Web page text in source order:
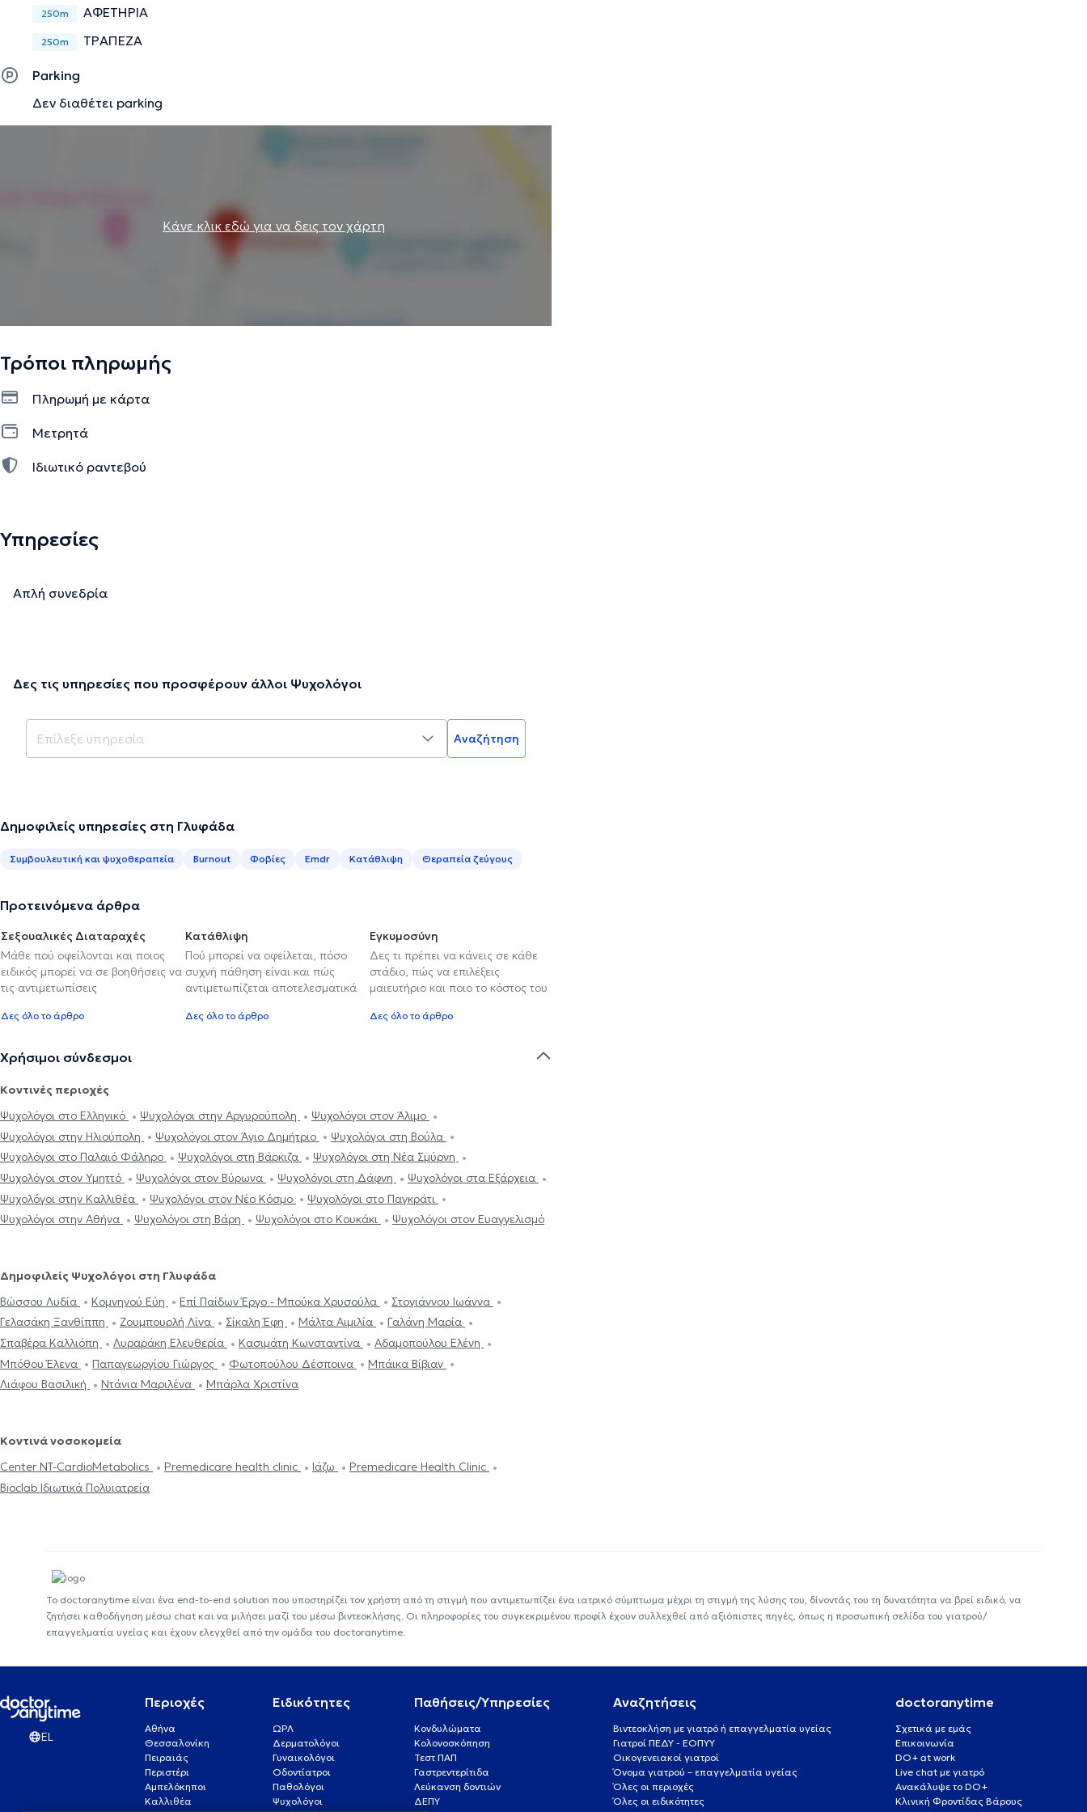
δυσλειτουργικές αυτές ερμηνείες, παύει και το σύμπτωμα να έχει λόγο ύπαρξης,
Την περιγραφή επιμελείται η ομάδα του doctoranytime βασισμένη σε επαληθευμένες πληροφορίες.
250m ΑΦΕΤΗΡΙΑ
250m ΤΡΑΠΕΖΑ
Parking
Δεν διαθέτει parking
Κάνε κλικ εδώ για να δεις τον χάρτη
Τρόποι πληρωμής
Πληρωμή με κάρτα
Μετρητά
Ιδιωτικό ραντεβού
Υπηρεσίες
Απλή συνεδρία
Δες τις υπηρεσίες που προσφέρουν άλλοι Ψυχολόγοι
Αναζήτηση
Δημοφιλείς υπηρεσίες στη Γλυφάδα
Συμβουλευτική και ψυχοθεραπεία Burnout Φοβίες Emdr Κατάθλιψη Θεραπεία ζεύγους
Προτεινόμενα άρθρα
Σεξουαλικές Διαταραχές
Μάθε πού οφείλονται και ποιος
ειδικός μπορεί να σε βοηθήσεις να
τις αντιμετωπίσεις
Δες όλο το άρθρο
Κατάθλιψη
Πού μπορεί να οφείλεται, πόσο
συχνή πάθηση είναι και πώς
αντιμετωπίζεται αποτελεσματικά
Δες όλο το άρθρο
Εγκυμοσύνη
Δες τι πρέπει να κάνεις σε κάθε
στάδιο, πώς να επιλέξεις
μαιευτήριο και ποιο το κόστος του
Δες όλο το άρθρο
Χρήσιμοι σύνδεσμοι
Κοντινές περιοχές
Ψυχολόγοι στο Ελληνικό
Ψυχολόγοι στην Αργυρούπολη
Ψυχολόγοι στον Άλιμο
Ψυχολόγοι στην Ηλιούπολη
Ψυχολόγοι στον Άγιο Δημήτριο
Ψυχολόγοι στη Βούλα
Ψυχολόγοι στο Παλαιό Φάληρο
Ψυχολόγοι στη Βάρκιζα
Ψυχολόγοι στη Νέα Σμύρνη
Ψυχολόγοι στον Υμηττό
Ψυχολόγοι στον Βύρωνα Ψυχολόγοι στη Δάφνη
Ψυχολόγοι στα Εξάρχεια
Ψυχολόγοι στην Καλλιθέα
Ψυχολόγοι στον Νέο Κόσμο
Ψυχολόγοι στο Παγκράτι
Ψυχολόγοι στην Αθήνα
Ψυχολόγοι στη Βάρη Ψυχολόγοι στο Κουκάκι Ψυχολόγοι στον Ευαγγελισμό
Δημοφιλείς Ψυχολόγοι στη Γλυφάδα
Βώσσου Λυδία
Κομνηνού Εύη Επί Παίδων Έργο - Μπούκα Χρυσούλα
Στογιάννου Ιωάννα
Γελασάκη Ξανθίππη
Ζουμπουρλή Λίνα Σίκαλη Έφη Μάλτα Αιμιλία
Γαλάνη Μαρία
Σπαβέρα Καλλιόπη
Λυραράκη Ελευθερία Κασιμάτη Κωνσταντίνα
Αδαμοπούλου Ελένη
Μπόθου Έλενα
Παπαγεωργίου Γιώργος Φωτοπούλου Δέσποινα
Μπάικα Bίβιαν
Λιάφου Βασιλική
Ντάνια Μαριλένα Μπάρλα Χριστίνα
Κοντινά νοσοκομεία
Center NT-CardioMetabolics
Premedicare health clinic Ιάζω
Premedicare Health Clinic
Bioclab Ιδιωτικά Πολυιατρεία
Το doctoranytime είναι ένα end-to-end solution που υποστηρίζει τον χρήστη από τη στιγμή που αντιμετωπίζει ένα ιατρικό σύμπτωμα μέχρι τη στιγμή της λύσης του, δίνοντάς του τη δυνατότητα να βρεί ειδικό, να
ζητήσει καθοδήγηση μέσω chat και να μιλήσει μαζί του μέσω βιντεοκλήσης. Οι πληροφορίες του συγκεκριμένου προφίλ έχουν συλλεχθεί από αξιόπιστες πηγές, όπως η προσωπική σελίδα του γιατρού/
επαγγελματία υγείας και έχουν ελεγχθεί από την ομάδα του doctoranytime.
EL
Περιοχές
Αθήνα
Θεσσαλονίκη
Πειραιάς
Περιστέρι
Αμπελόκηποι
Καλλιθέα
Ειδικότητες
ΩΡΛ
Δερματολόγοι
Γυναικολόγοι
Οδοντίατροι
Παθολόγοι
Ψυχολόγοι
Παθήσεις/Υπηρεσίες
Κονδυλώματα
Κολονοσκόπηση
Τεστ ΠΑΠ
Γαστρεντερίτιδα
Λεύκανση δοντιών
ΔΕΠΥ
Αναζητήσεις
Βιντεοκλήση με γιατρό ή επαγγελματία υγείας
Γιατροί ΠΕΔΥ - ΕΟΠΥΥ
Οικογενειακοί γιατροί
Όνομα γιατρού – επαγγελματία υγείας
Όλες οι περιοχές
Όλες οι ειδικότητες
doctoranytime
Σχετικά με εμάς
Επικοινωνία
DO+ at work
Live chat με γιατρό
Ανακάλυψε το DO+
Κλινική Φροντίδας Βάρους